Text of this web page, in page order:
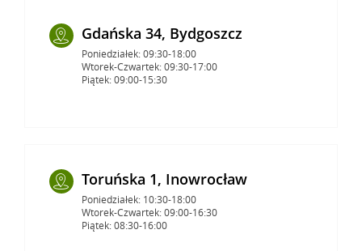
Gdańska 34, Bydgoszcz
Poniedziałek: 09:30-18:00
Wtorek-Czwartek: 09:30-17:00
Piątek: 09:00-15:30
Toruńska 1, Inowrocław
Poniedziałek: 10:30-18:00
Wtorek-Czwartek: 09:00-16:30
Piątek: 08:30-16:00